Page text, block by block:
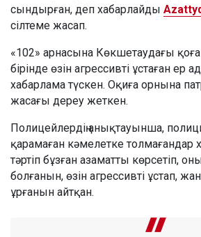
сындырған, деп хабарлайды
сілтеме жасап.
«102» арнасына Көкшетаудағы
бірінде өзін агрессивті ұстаған ер
хабарлама түскен. Оқиға орнына
жасағы дереу жеткен.
Полицейлердің анықтауынша,
қарамаған кәмелетке толмағандар
тәртіп бұзған азаматты көрсетіп,
болғанын, өзін агрессивті ұстап,
ұрғанын айтқан.